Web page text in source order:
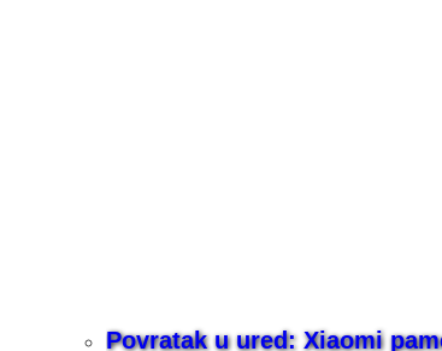
Povratak u ured: Xiaomi